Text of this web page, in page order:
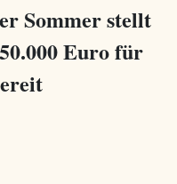
Sommer stellt
Euro für